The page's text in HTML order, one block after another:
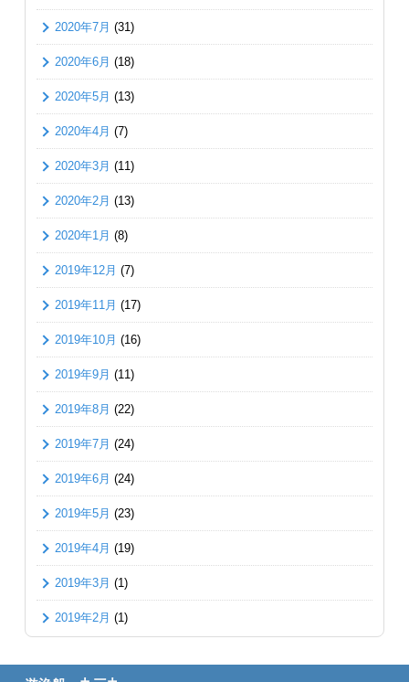
2020年7月 (31)
2020年6月 (18)
2020年5月 (13)
2020年4月 (7)
2020年3月 (11)
2020年2月 (13)
2020年1月 (8)
2019年12月 (7)
2019年11月 (17)
2019年10月 (16)
2019年9月 (11)
2019年8月 (22)
2019年7月 (24)
2019年6月 (24)
2019年5月 (23)
2019年4月 (19)
2019年3月 (1)
2019年2月 (1)